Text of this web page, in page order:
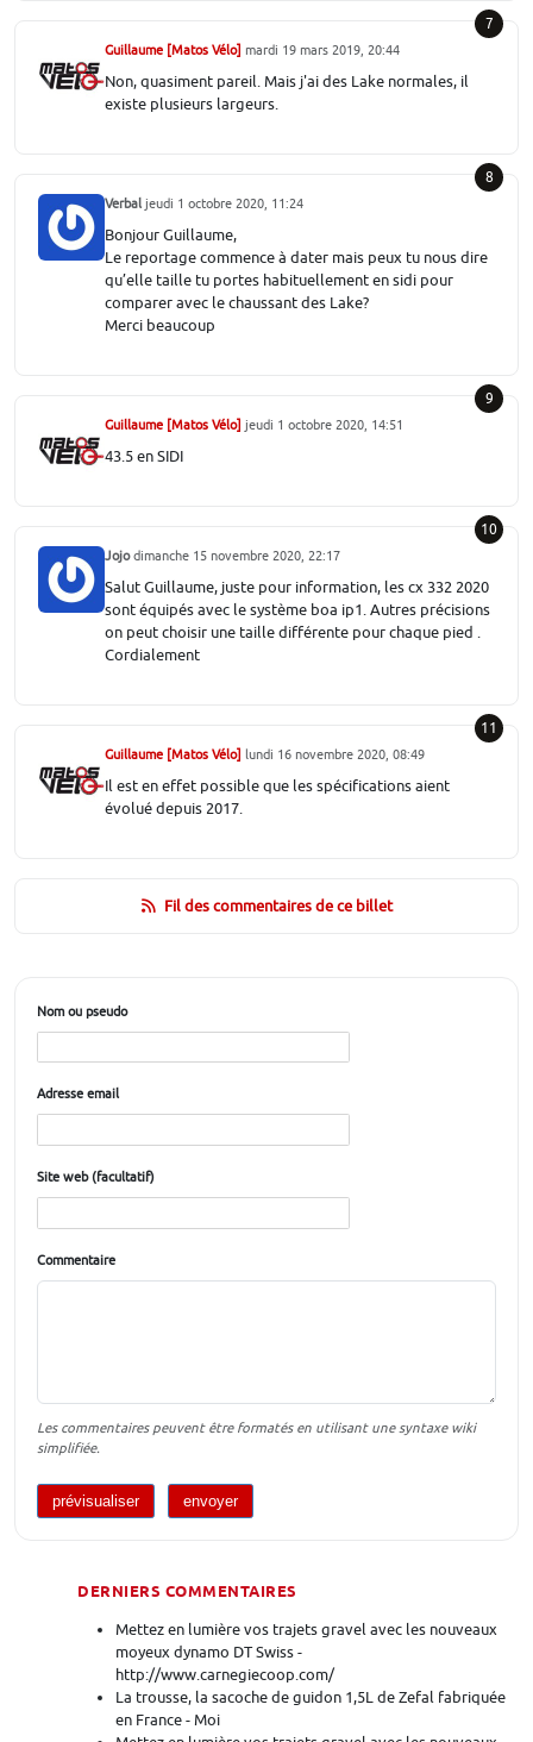
7
Guillaume [Matos Vélo] mardi 19 mars 2019, 20:44
Non, quasiment pareil. Mais j'ai des Lake normales, il
existe plusieurs largeurs.
8
Verbal jeudi 1 octobre 2020, 11:24
Bonjour Guillaume,
Le reportage commence à dater mais peux tu nous dire
qu’elle taille tu portes habituellement en sidi pour
comparer avec le chaussant des Lake?
Merci beaucoup
9
Guillaume [Matos Vélo] jeudi 1 octobre 2020, 14:51
43.5 en SIDI
10
Jojodimanche 15 novembre 2020, 22:17
Salut Guillaume, juste pour information, les cx 332 2020
sont équipés avec le système boa ip1. Autres précisions
on peut choisir une taille différente pour chaque pied .
Cordialement
11
Guillaume [Matos Vélo] lundi 16 novembre 2020, 08:49
Il est en effet possible que les spécifications aient
évolué depuis 2017.
Fil des commentaires de ce billet
Nom ou pseudo
Adresse email
Site web (facultatif)
Commentaire
Les commentaires peuvent être formatés en utilisant une syntaxe wiki
simplifiée.
DERNIERS COMMENTAIRES
Mettez en lumière vos trajets gravel avec les nouveaux
moyeux dynamo DT Swiss -
http://www.carnegiecoop.com/
La trousse, la sacoche de guidon 1,5L de Zefal fabriquée
en France - Moi